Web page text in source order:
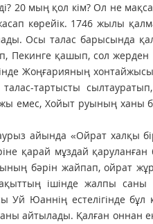
20 мың қол кім? Ол не
көрейік. 1746 жылы
Осы талас барысында
Пекинге қашып, сол
Жоңғарияның
тартысты
емес, Хойыт руының ханы
айында «Ойрат халқы
қарай мұздай қаруланған
бәрін жайпап, ойрат
ішінде жалпы
Юаннің естелігінде
айтылады. Қалған оннан